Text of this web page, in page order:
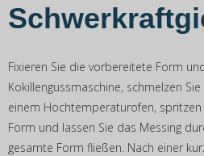
Fixieren Sie die vorbereitete Form
Kokillengussmaschine, schmelzen
einem Hochtemperaturofen, spritzen
Form und lassen Sie das Messing
gesamte Form fließen. Nach einer